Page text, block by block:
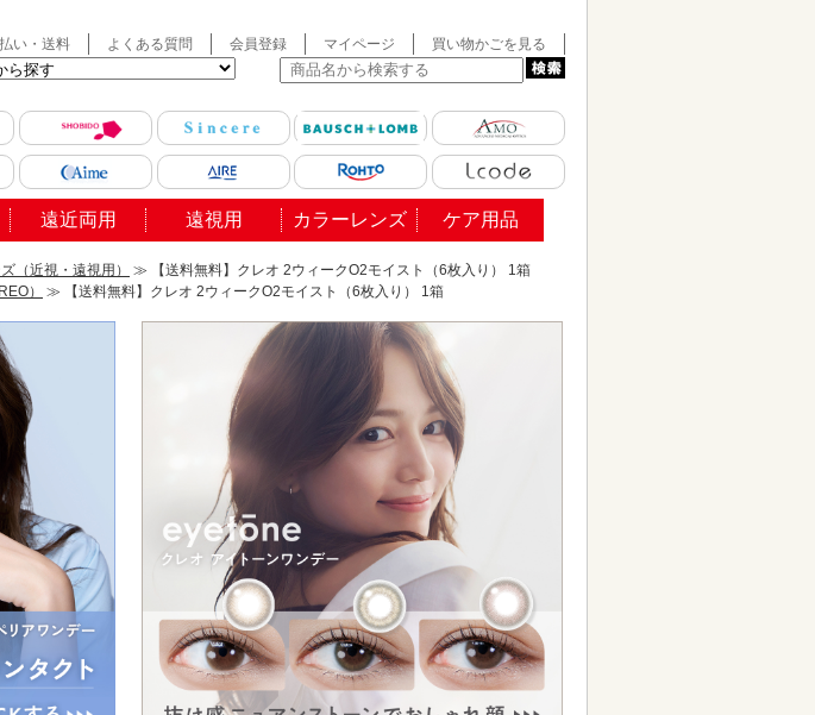
い・送料 よくある質問 会員登録 マイページ 買い物かごを見る
遠近両用 遠視用 カラーレンズ ケア用品
を受信する
（近視・遠視用）
≫ 【送料無料】クレオ 2ウィークO2モイスト（6枚入り） 1箱
） ≫ 【送料無料】クレオ 2ウィークO2モイスト（6枚入り） 1箱